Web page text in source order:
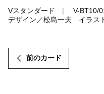
Vスタンダード V-BT10/
デザイン／松島一夫 イラス
前のカード